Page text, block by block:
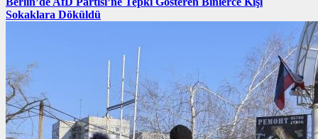
Sokaklara Döküldü